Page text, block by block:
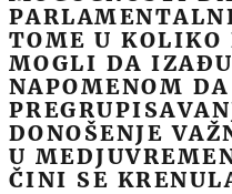
TOME U
MOGLI DA
NAPOMENOM
DONOŠENJE
U
ČINI SE